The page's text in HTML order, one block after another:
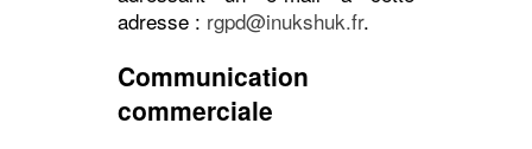
adresse : rgpd@inukshuk.fr.
Communication
commerciale